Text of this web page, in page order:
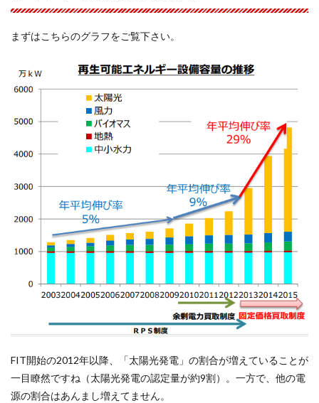
まずはこちらのグラフをご覧下さい。
FIT開始の2012年以降、「太陽光発電」の割合が増えていることが
一目瞭然ですね（太陽光発電の認定量が約9割）。一方で、他の電
源の割合はあんまし増えてません。